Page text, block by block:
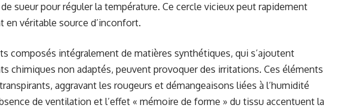
sueur pour réguler la température. Ce cercle vicieux peut rapidement
en véritable source d’inconfort.
composés intégralement de matières synthétiques, qui s’ajoutent
chimiques non adaptés, peuvent provoquer des irritations. Ces éléments
aggravant les rougeurs et démangeaisons liées à l’humidité
de ventilation et l’effet « mémoire de forme » du tissu accentuent la